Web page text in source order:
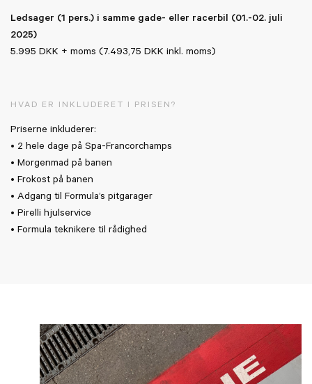
Ledsager (1 pers.) i samme gade- eller racerbil (01.-02. juli
2025)
5.995 DKK + moms (7.493,75 DKK inkl. moms)
HVAD ER INKLUDERET I PRISEN?
Priserne inkluderer:
• 2 hele dage på Spa-Francorchamps
• Morgenmad på banen
• Frokost på banen
• Adgang til Formula’s pitgarager
• Pirelli hjulservice
• Formula teknikere til rådighed